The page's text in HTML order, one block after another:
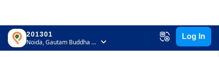
201301
Noida, Gautam Buddha Nagar, Uttar Pradesh
Log In
Home